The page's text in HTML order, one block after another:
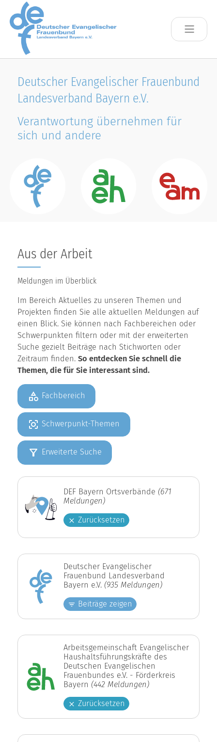
Skip to main content
Deutscher Evangelischer Frauenbund
Landesverband Bayern e.V.
Verantwortung übernehmen für
sich und andere
Aus der Arbeit
Meldungen im Überblick
Im Bereich Aktuelles zu unseren Themen und
Projekten finden Sie alle aktuellen Meldungen auf
einen Blick. Sie können nach Fachbereichen oder
Schwerpunkten filtern oder mit der erweiterten
Suche gezielt Beiträge nach Stichworten oder
Zeitraum finden. So entdecken Sie schnell die
Themen, die für Sie interessant sind.
Fachbereich
Schwerpunkt-Themen
Erweiterte Suche
DEF Bayern Ortsverbände (671
Meldungen)
Zurücksetzen
Deutscher Evangelischer
Frauenbund Landesverband
Bayern e.V. (935 Meldungen)
Beiträge zeigen
Arbeitsgemeinschaft Evangelischer
Haushaltsführungskräfte des
Deutschen Evangelischen
Frauenbundes e.V. - Förderkreis
Bayern (442 Meldungen)
Zurücksetzen